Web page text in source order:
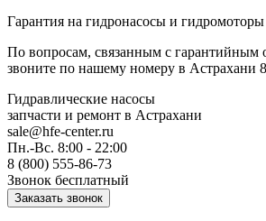
Гарантия на гидронасосы и гидромоторы
По вопросам, связанным с гарантийным
звоните по нашему номеру в Астрахани
Гидравлические насосы
запчасти и ремонт в Астрахани
sale@hfe-center.ru
Пн.-Вс. 8:00 - 22:00
8 (800) 555-86-73
Звонок бесплатный